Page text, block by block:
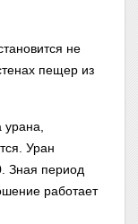
не
пещер из
Уран
Зная период
работает